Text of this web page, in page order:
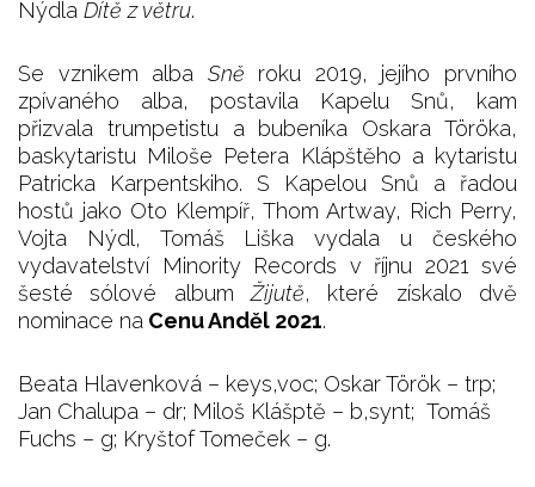
Nýdla Dítě z větru.
Se vznikem alba Sně roku 2019, jejího prvního
zpívaného alba, postavila Kapelu Snů, kam
přizvala trumpetistu a bubeníka Oskara Töröka,
baskytaristu Miloše Petera Klápštěho a kytaristu
Patricka Karpentskiho. S Kapelou Snů a řadou
hostů jako Oto Klempíř, Thom Artway, Rich Perry,
Vojta Nýdl, Tomáš Liška vydala u českého
vydavatelství Minority Records v říjnu 2021 své
šesté sólové album Žijutě, které získalo dvě
nominace na Cenu Anděl 2021.
Beata Hlavenková – keys,voc; Oskar Török – trp;
Jan Chalupa – dr; Miloš Klášptě – b,synt; Tomáš
Fuchs – g; Kryštof Tomeček – g.